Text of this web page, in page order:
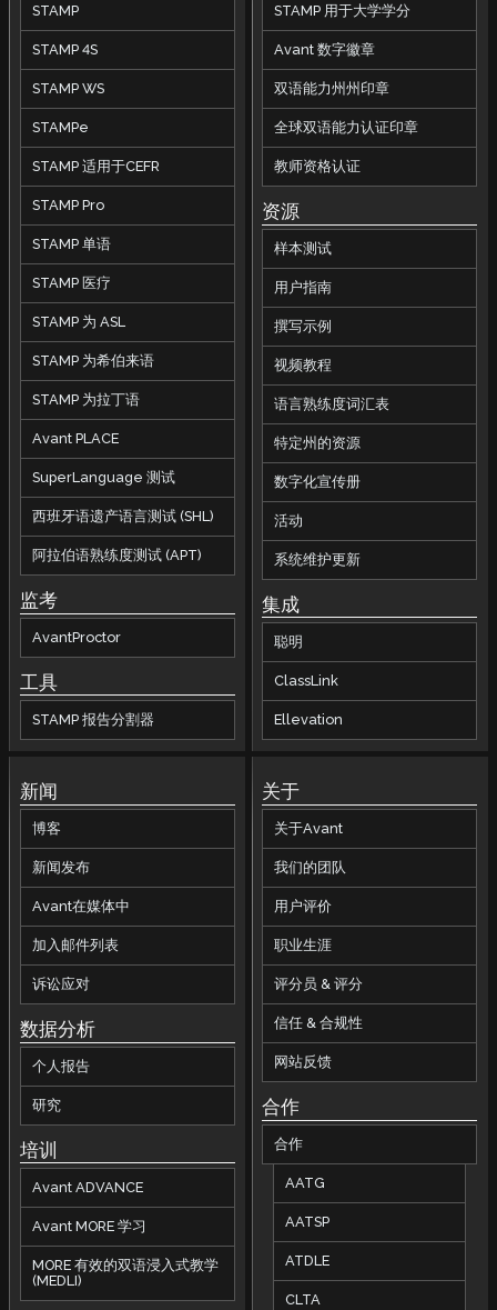
STAMP
STAMP 4S
STAMP WS
STAMPe
STAMP 适用于CEFR
STAMP Pro
STAMP 单语
STAMP 医疗
STAMP 为 ASL
STAMP 为希伯来语
STAMP 为拉丁语
Avant PLACE
SuperLanguage 测试
西班牙语遗产语言测试 (SHL)
阿拉伯语熟练度测试 (APT)
监考
AvantProctor
工具
STAMP 报告分割器
STAMP 用于大学学分
Avant 数字徽章
双语能力州州印章
全球双语能力认证印章
教师资格认证
资源
样本测试
用户指南
撰写示例
视频教程
语言熟练度词汇表
特定州的资源
数字化宣传册
活动
系统维护更新
集成
聪明
ClassLink
Ellevation
新闻
博客
新闻发布
Avant在媒体中
加入邮件列表
诉讼应对
数据分析
个人报告
研究
培训
Avant ADVANCE
Avant MORE 学习
MORE 有效的双语浸入式教学
(MEDLI)
关于
关于Avant
我们的团队
用户评价
职业生涯
评分员 & 评分
信任 & 合规性
网站反馈
合作
合作
AATG
AATSP
ATDLE
CLTA